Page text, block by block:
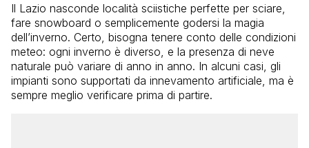
Il Lazio nasconde località sciistiche perfette per sciare,
fare snowboard o semplicemente godersi la magia
dell’inverno. Certo, bisogna tenere conto delle condizioni
meteo: ogni inverno è diverso, e la presenza di neve
naturale può variare di anno in anno. In alcuni casi, gli
impianti sono supportati da innevamento artificiale, ma è
sempre meglio verificare prima di partire.